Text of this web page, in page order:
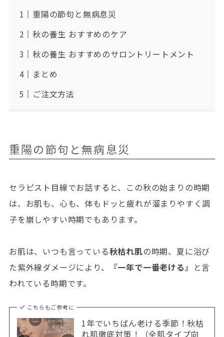
重陽の節句と無病息災
秋の養生 おすすめのケア
秋の養生 おすすめのサロントリートメント
まとめ
ご注文方法
重陽の節句と無病息災
セラピスト目線でお話すると、この秋の始まりの時期
は、お肌も、心も、体もドッと疲れが溜まりやすく調
子を崩しやすい時期でもあります。
お肌は、いつも言っている秋枯れ肌の時期、夏に浴び
た紫外線ダメージにより、
『一年で一番老ける』 と言
われている時期です。
こちらもご参考に
1年でいちばん老ける季節！秋枯
れ肌徹底対策！（全肌タイプ向